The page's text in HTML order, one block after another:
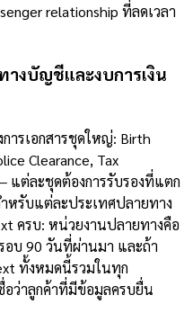
relationship ที่ลดเวลา
างบัญชีและงบการเงิน
ารเอกสารชุดใหญ่: Birth
Clearance, Tax
แต่ละชุดต้องการรับรองที่แตก
หรับแต่ละประเทศปลายทาง
ครบ: หน่วยงานปลายทางคือ
อบ 90 วันที่ผ่านมา และถ้า
ทั้งหมดนี้รวมในทุก
อว่าลูกค้าที่มีข้อมูลครบยื่น